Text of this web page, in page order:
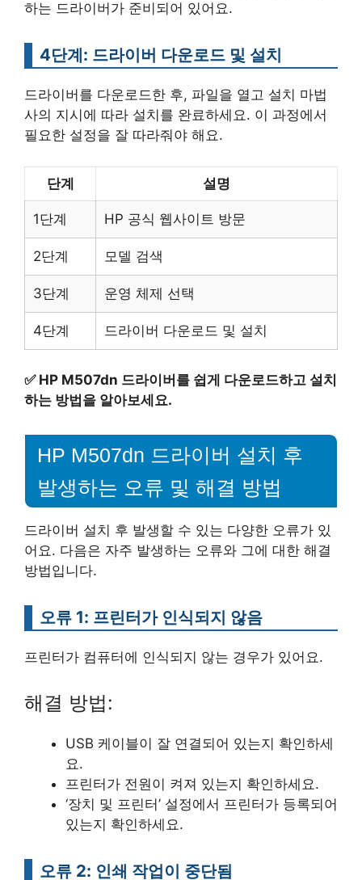
하는 드라이버가 준비되어 있어요.
4단계: 드라이버 다운로드 및 설치
드라이버를 다운로드한 후, 파일을 열고 설치 마법
사의 지시에 따라 설치를 완료하세요. 이 과정에서
필요한 설정을 잘 따라줘야 해요.
단계 설명
1단계 HP 공식 웹사이트 방문
2단계 모델 검색
3단계 운영 체제 선택
4단계 드라이버 다운로드 및 설치
✅ HP M507dn 드라이버를 쉽게 다운로드하고 설치
하는 방법을 알아보세요.
HP M507dn 드라이버 설치 후
발생하는 오류 및 해결 방법
드라이버 설치 후 발생할 수 있는 다양한 오류가 있
어요. 다음은 자주 발생하는 오류와 그에 대한 해결
방법입니다.
오류 1: 프린터가 인식되지 않음
프린터가 컴퓨터에 인식되지 않는 경우가 있어요.
해결 방법:
USB 케이블이 잘 연결되어 있는지 확인하세
요.
프린터가 전원이 켜져 있는지 확인하세요.
‘장치 및 프린터’ 설정에서 프린터가 등록되어
있는지 확인하세요.
오류 2: 인쇄 작업이 중단됨